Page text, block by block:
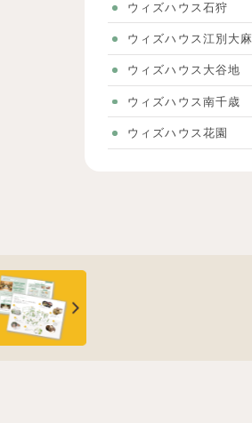
ウィズハウス石狩
ウィズハウス江別大麻
ウィズハウス大谷地
ウィズハウス南千歳
ウィズハウス花園